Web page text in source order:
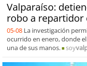
Valparaíso:
robo a repartidor
05-08 La investigación
ocurrido en enero, donde
una de sus manos.
soy